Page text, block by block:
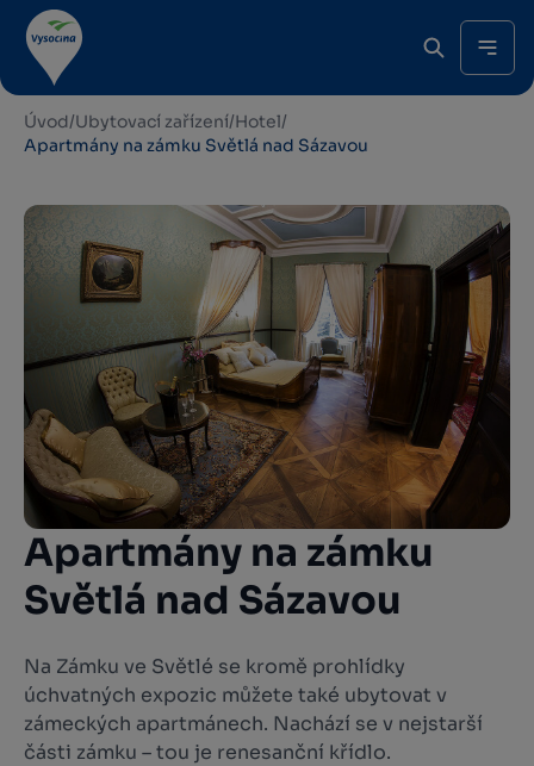
Úvod/Ubytovací zařízení/Hotel/
Apartmány na zámku Světlá nad Sázavou
Apartmány na zámku
Světlá nad Sázavou
Na Zámku ve Světlé se kromě prohlídky
úchvatných expozic můžete také ubytovat v
zámeckých apartmánech. Nachází se v nejstarší
části zámku – tou je renesanční křídlo.